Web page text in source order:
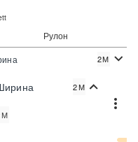
Рулон
2М
2М